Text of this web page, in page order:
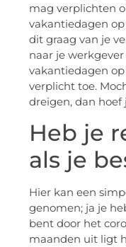
mag verplichten
vakantiedagen
dit graag van je
naar je
vakantiedagen
verplicht toe.
dreigen, dan hoef
Heb je
als je
Hier kan een
genomen; ja je
bent door het
maanden uit ligt